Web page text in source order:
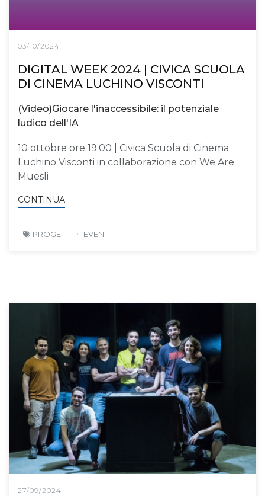
03/10/2024
DIGITAL WEEK 2024 | CIVICA SCUOLA
DI CINEMA LUCHINO VISCONTI
(Video)Giocare l'inaccessibile: il potenziale
ludico dell'IA
10 ottobre ore 19.00 | Civica Scuola di Cinema
Luchino Visconti in collaborazione con We Are
Muesli
CONTINUA
PROGETTI EVENTI
27/09/2024